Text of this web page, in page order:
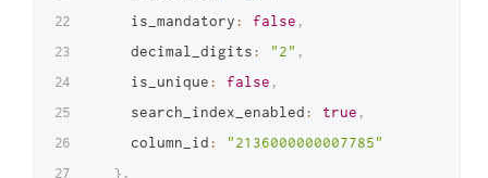
    is_mandatory
: false ,
    decimal_digits
: "2" ,
    is_unique
: false ,
    search_index_enabled
: true ,
    column_id
:
"2136000000007785"
} ,